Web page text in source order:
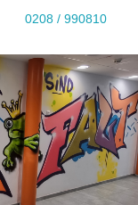
0208 / 990810